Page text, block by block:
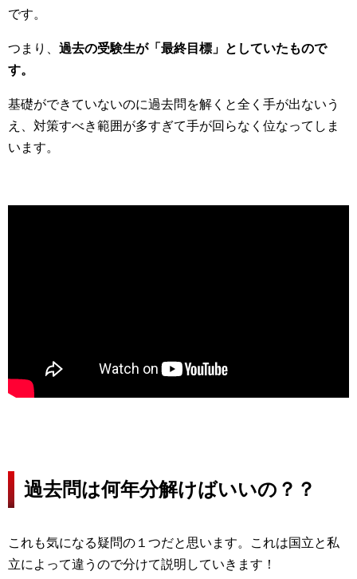
です。
つまり、 過去の受験生が「最終目標」としていたもので
す。
基礎ができていないのに過去問を解くと全く手が出ないう
え、対策すべき範囲が多すぎて手が回らなく位なってしま
います。
過去問は何年分解けばいいの？？
これも気になる疑問の１つだと思います。これは国立と私
立によって違うので分けて説明していきます！